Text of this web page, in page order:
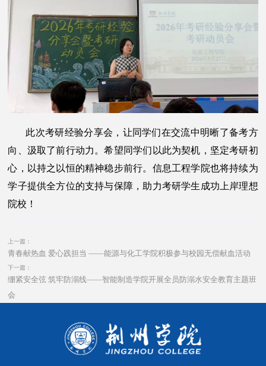
此次考研经验分享会，让同学们在交流中明晰了备考方
向、汲取了前行动力。希望同学们以此为契机，坚定考研初
心，以持之以恒的精神稳步前行。信息工程学院也将持续为
学子提供全方位的支持与保障，助力考研学生成功上岸理想
院校！
上一篇：
青春献热血 爱心践担当 ——能源与化工学院积极参与校园无偿献血活动
下一篇：
绷紧安全弦 筑牢防溺线——智能制造学院开展全员防溺水安全教育主题班
会